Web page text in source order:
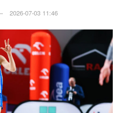
2026-07-03 11:46